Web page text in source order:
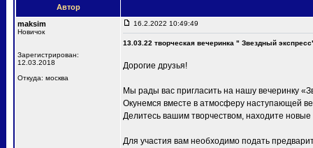
Автор
maksim
Новичок
Зарегистрирован:
12.03.2018
Откуда: москва
16.2.2022 10:49:49
13.03.22 творческая вечеринка " Звездный
Дорогие друзья!
Мы рады вас пригласить на нашу вечеринку
Окунемся вместе в атмосферу наступающей
Делитесь вашим творчеством, находите новые
Для участия вам необходимо подать